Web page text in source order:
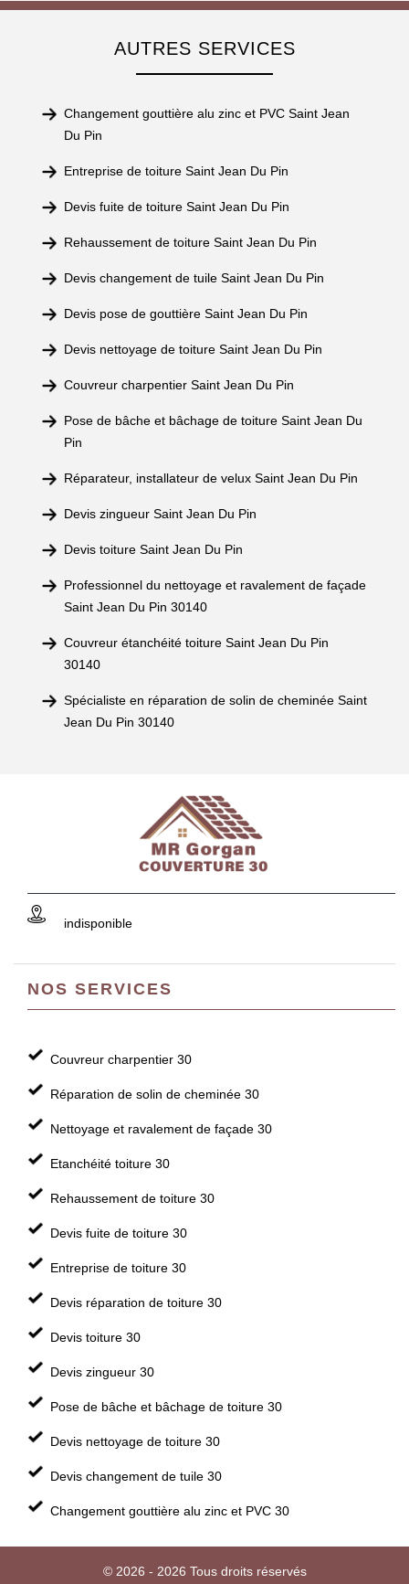
AUTRES SERVICES
Changement gouttière alu zinc et PVC Saint Jean
Du Pin
Entreprise de toiture Saint Jean Du Pin
Devis fuite de toiture Saint Jean Du Pin
Rehaussement de toiture Saint Jean Du Pin
Devis changement de tuile Saint Jean Du Pin
Devis pose de gouttière Saint Jean Du Pin
Devis nettoyage de toiture Saint Jean Du Pin
Couvreur charpentier Saint Jean Du Pin
Pose de bâche et bâchage de toiture Saint Jean Du
Pin
Réparateur, installateur de velux Saint Jean Du Pin
Devis zingueur Saint Jean Du Pin
Devis toiture Saint Jean Du Pin
Professionnel du nettoyage et ravalement de façade
Saint Jean Du Pin 30140
Couvreur étanchéité toiture Saint Jean Du Pin
30140
Spécialiste en réparation de solin de cheminée Saint
Jean Du Pin 30140
indisponible
NOS SERVICES
Couvreur charpentier 30
Réparation de solin de cheminée 30
Nettoyage et ravalement de façade 30
Etanchéité toiture 30
Rehaussement de toiture 30
Devis fuite de toiture 30
Entreprise de toiture 30
Devis réparation de toiture 30
Devis toiture 30
Devis zingueur 30
Pose de bâche et bâchage de toiture 30
Devis nettoyage de toiture 30
Devis changement de tuile 30
Changement gouttière alu zinc et PVC 30
© 2026 - 2026 Tous droits réservés